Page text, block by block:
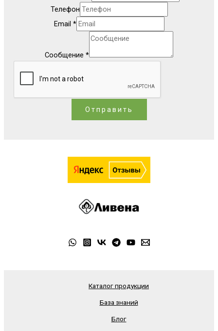
Телефон
Email *
Сообщение *
Отправить
Каталог продукции
База знаний
Блог